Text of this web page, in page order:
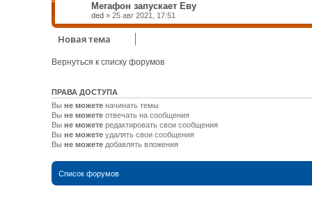
Мегафон запускает Еву
ded» 25 авг 2021, 17:51
Новая тема
Вернуться к списку форумов
ПРАВА ДОСТУПА
Вы не можетеначинать темы
Вы не можетеотвечать на сообщения
Вы не можетередактировать свои сообщения
Вы не можетеудалять свои сообщения
Вы не можетедобавлять вложения
Список форумов